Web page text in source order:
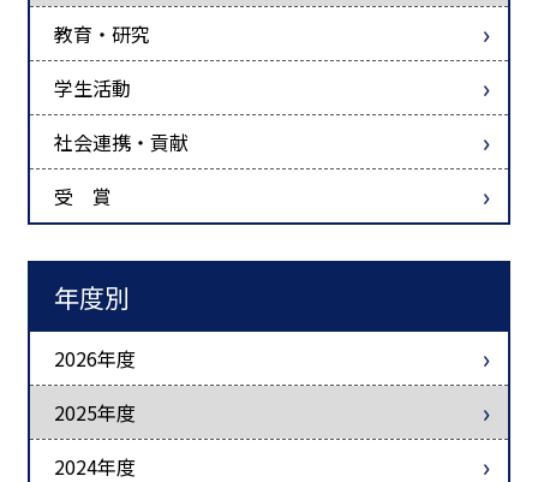
教育・研究
学生活動
社会連携・貢献
受 賞
年度別
2026年度
2025年度
2024年度